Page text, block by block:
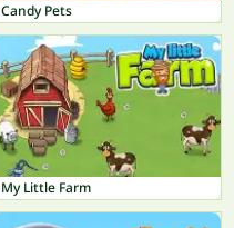
Candy Pets
My Little Farm